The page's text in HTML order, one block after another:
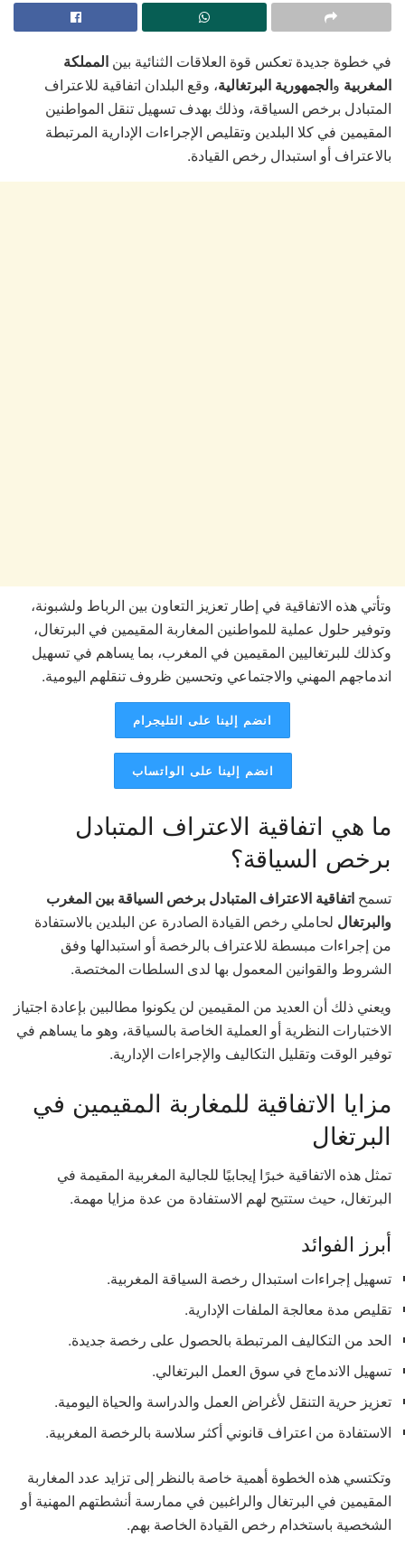
في خطوة جديدة تعكس قوة العلاقات الثنائية بين المملكة
المغربية والجمهورية البرتغالية، وقع البلدان اتفاقية للاعتراف
المتبادل برخص السياقة، وذلك بهدف تسهيل تنقل المواطنين
المقيمين في كلا البلدين وتقليص الإجراءات الإدارية المرتبطة
بالاعتراف أو استبدال رخص القيادة.
وتأتي هذه الاتفاقية في إطار تعزيز التعاون بين الرباط ولشبونة،
وتوفير حلول عملية للمواطنين المغاربة المقيمين في البرتغال،
وكذلك للبرتغاليين المقيمين في المغرب، بما يساهم في تسهيل
اندماجهم المهني والاجتماعي وتحسين ظروف تنقلهم اليومية.
انضم إلينا على التليجرام
انضم إلينا على الواتساب
ما هي اتفاقية الاعتراف المتبادل
برخص السياقة؟
تسمح اتفاقية الاعتراف المتبادل برخص السياقة بين المغرب
والبرتغال لحاملي رخص القيادة الصادرة عن البلدين بالاستفادة
من إجراءات مبسطة للاعتراف بالرخصة أو استبدالها وفق
الشروط والقوانين المعمول بها لدى السلطات المختصة.
ويعني ذلك أن العديد من المقيمين لن يكونوا مطالبين بإعادة اجتياز
الاختبارات النظرية أو العملية الخاصة بالسياقة، وهو ما يساهم في
توفير الوقت وتقليل التكاليف والإجراءات الإدارية.
مزايا الاتفاقية للمغاربة المقيمين في
البرتغال
تمثل هذه الاتفاقية خبرًا إيجابيًا للجالية المغربية المقيمة في
البرتغال، حيث ستتيح لهم الاستفادة من عدة مزايا مهمة.
أبرز الفوائد
تسهيل إجراءات استبدال رخصة السياقة المغربية.
تقليص مدة معالجة الملفات الإدارية.
الحد من التكاليف المرتبطة بالحصول على رخصة جديدة.
تسهيل الاندماج في سوق العمل البرتغالي.
تعزيز حرية التنقل لأغراض العمل والدراسة والحياة اليومية.
الاستفادة من اعتراف قانوني أكثر سلاسة بالرخصة المغربية.
وتكتسي هذه الخطوة أهمية خاصة بالنظر إلى تزايد عدد المغاربة
المقيمين في البرتغال والراغبين في ممارسة أنشطتهم المهنية أو
الشخصية باستخدام رخص القيادة الخاصة بهم.